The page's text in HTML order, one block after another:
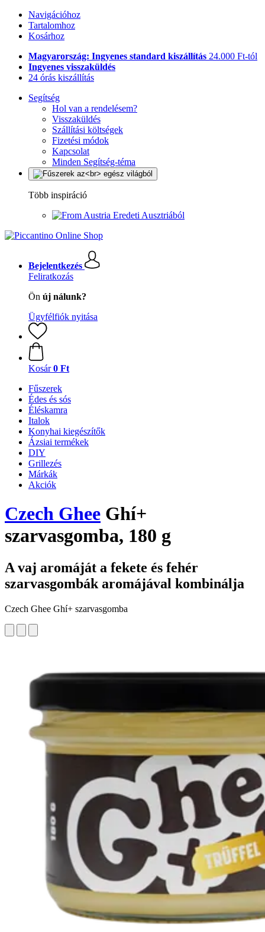
Navigációhoz
Tartalomhoz
Kosárhoz
Magyarország: Ingyenes standard kiszállítás 24.000 Ft-tól
Ingyenes visszaküldés
24 órás kiszállítás
Segítség
Hol van a rendelésem?
Visszaküldés
Szállítási költségek
Fizetési módok
Kapcsolat
Minden Segítség-téma
Több inspiráció
Eredeti Ausztriából
Bejelentkezés
Feliratkozás
Ön új nálunk?
Ügyfélfiók nyitása
Kosár 0 Ft
Fűszerek
Édes és sós
Éléskamra
Italok
Konyhai kiegészítők
Ázsiai termékek
DIY
Grillezés
Márkák
Akciók
Czech Ghee Ghí+
szarvasgomba, 180 g
A vaj aromáját a fekete és fehér
szarvasgombák aromájával kombinálja
Czech Ghee Ghí+ szarvasgomba